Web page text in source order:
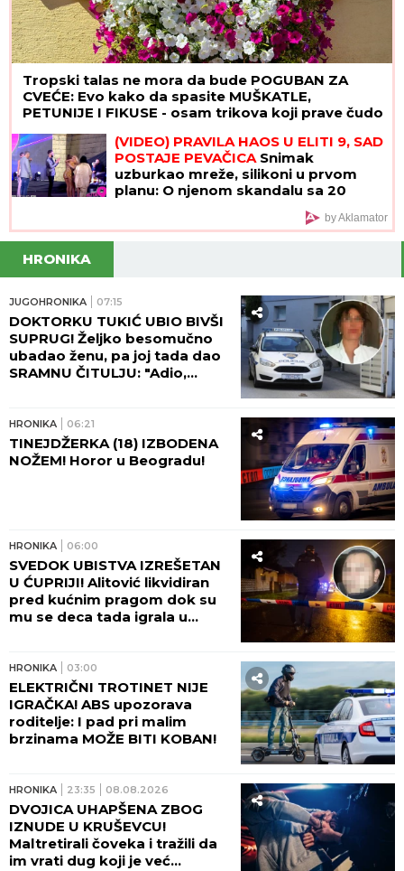
Tropski talas ne mora da bude POGUBAN ZA
CVEĆE: Evo kako da spasite MUŠKATLE,
PETUNIJE I FIKUSE - osam trikova koji prave čudo
(VIDEO) PRAVILA HAOS U ELITI 9, SAD
POSTAJE PEVAČICA Snimak
uzburkao mreže, silikoni u prvom
planu: O njenom skandalu sa 20
by Aklamator
HRONIKA
JUGOHRONIKA 07:15
DOKTORKU TUKIĆ UBIO BIVŠI
SUPRUG! Željko besomučno
ubadao ženu, pa joj tada dao
SRAMNU ČITULJU: "Adio,
HRONIKA 06:21
TINEJDŽERKA (18) IZBODENA
NOŽEM! Horor u Beogradu!
HRONIKA 06:00
SVEDOK UBISTVA IZREŠETAN
U ĆUPRIJI! Alitović likvidiran
pred kućnim pragom dok su
mu se deca tada igrala u
HRONIKA 03:00
ELEKTRIČNI TROTINET NIJE
IGRAČKA! ABS upozorava
roditelje: I pad pri malim
brzinama MOŽE BITI KOBAN!
HRONIKA 23:35 08.08.2026
DVOJICA UHAPŠENA ZBOG
IZNUDE U KRUŠEVCU!
Maltretirali čoveka i tražili da
im vrati dug koji je već